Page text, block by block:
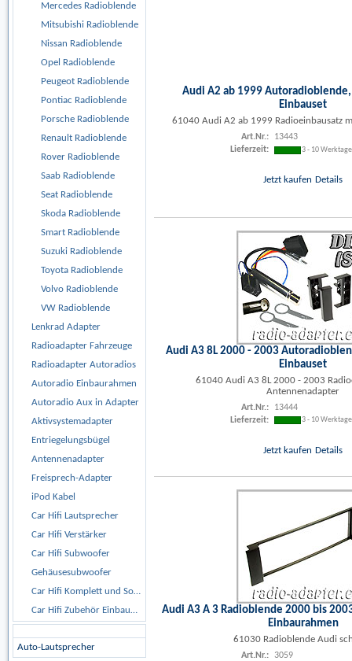
Mercedes Radioblende
Mitsubishi Radioblende
Nissan Radioblende
Opel Radioblende
Peugeot Radioblende
Pontiac Radioblende
Porsche Radioblende
Renault Radioblende
Rover Radioblende
Saab Radioblende
Seat Radioblende
Skoda Radioblende
Smart Radioblende
Suzuki Radioblende
Toyota Radioblende
Volvo Radioblende
VW Radioblende
Lenkrad Adapter
Radioadapter Fahrzeuge
Radioadapter Autoradios
Autoradio Einbaurahmen
Autoradio Aux in Adapter
Aktivsystemadapter
Entriegelungsbügel
Antennenadapter
Freisprech-Adapter
iPod Kabel
Car Hifi Lautsprecher
Car Hifi Verstärker
Car Hifi Subwoofer
Gehäusesubwoofer
Car Hifi Komplett und Sonderangebote
Car Hifi Zubehör Einbaumaterial
Auto-Lautsprecher
Audi A2 ab 1999
Einbauset
61040 Audi A2 ab 1999 Radioeinbausatz
Art.Nr.:
13443
Lieferzeit:
3 - 10 Werktage
Jetzt kaufen Details
Audi A3 8L 2000 - 2003
Einbauset
61040 Audi A3 8L 2000 - 2003
Antennenadapter
Art.Nr.:
13444
Lieferzeit:
3 - 10 Werktage
Jetzt kaufen Details
Audi A3 A 3 Radioblende 2000 bis
Einbaurahmen
61030 Radioblende Audi
Art.Nr.:
3059